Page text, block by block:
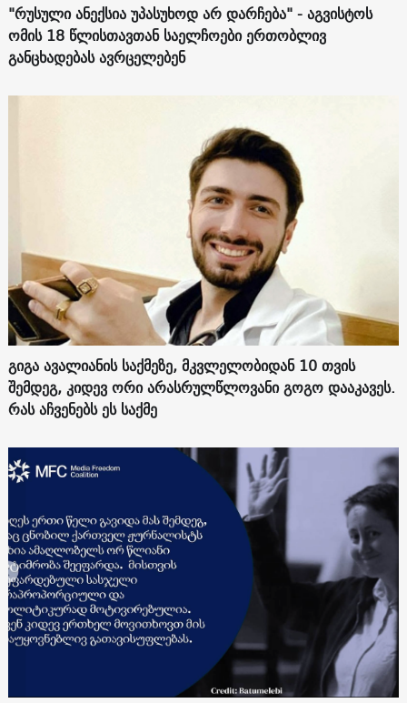
"რუსული ანექსია უპასუხოდ არ დარჩება" - აგვისტოს
ომის 18 წლისთავთან საელჩოები ერთობლივ
განცხადებას ავრცელებენ
გიგა ავალიანის საქმეზე, მკვლელობიდან 10 თვის
შემდეგ, კიდევ ორი არასრულწლოვანი გოგო დააკავეს.
რას აჩვენებს ეს საქმე